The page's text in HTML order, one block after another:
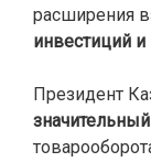
расширения
инвестиций и
Президент